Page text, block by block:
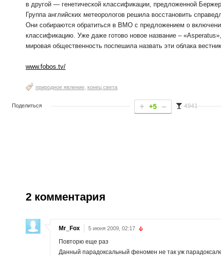
в другой — генетической классификации, предложенной
Группа английских метеорологов решила восстановить
Они собираются обратиться в ВМО с предложением о
классификацию. Уже даже готово новое название –
мировая общественность поспешила назвать эти облака
www.fobos.tv/
природное явление, конец света
Поделиться +5 4941
2 комментария
Mr_Fox 5 июня 2009, 02:17
Повторю еще раз
Данный парадоксальный феномен не так уж